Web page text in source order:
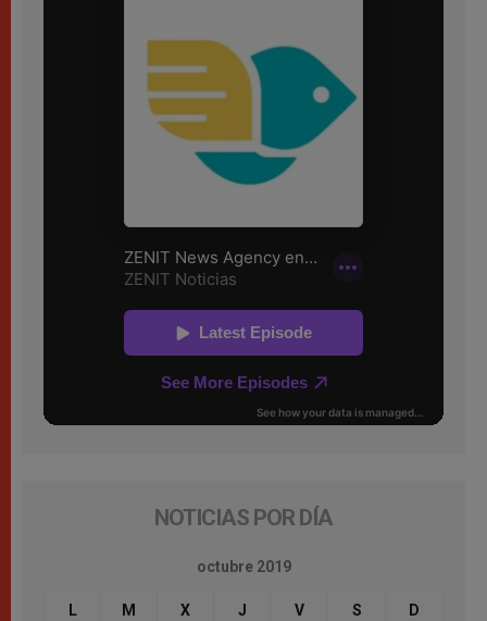
NOTICIAS POR DÍA
octubre 2019
L M X J V S D